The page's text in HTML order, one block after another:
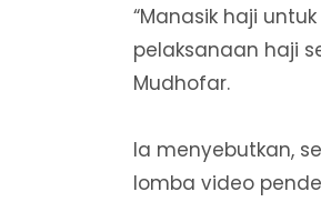
“Manasik haji
pelaksanaan haji
Mudhofar.
Ia menyebutkan,
lomba video